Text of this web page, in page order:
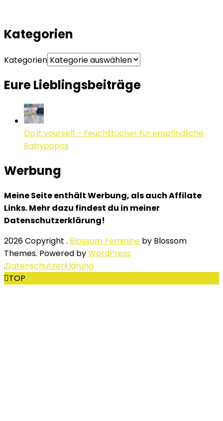
Kategorien
Kategorien
Eure Lieblingsbeiträge
Do it yourself - Feuchttücher für empfindliche
Babypopos
Werbung
Meine Seite enthält Werbung, als auch Affilate
Links. Mehr dazu findest du in meiner
Datenschutzerklärung!
2026 Copyright . Blossom Feminine by Blossom
Themes. Powered byWordPress
.Datenschutzerklärung
TOP